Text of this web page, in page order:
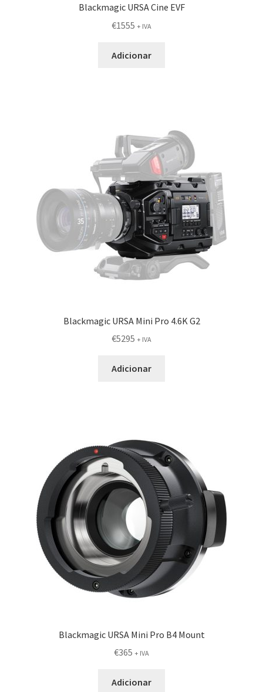
Blackmagic URSA Cine EVF
€1555 + IVA
Adicionar
Blackmagic URSA Mini Pro 4.6K G2
€5295 + IVA
Adicionar
Blackmagic URSA Mini Pro B4 Mount
€365 + IVA
Adicionar